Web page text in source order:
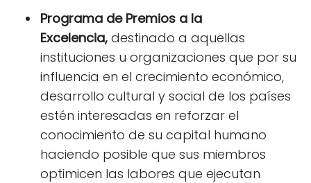
Programa de Premios a la
Excelencia, destinado a aquellas
instituciones u organizaciones que por su
influencia en el crecimiento económico,
desarrollo cultural y social de los países
estén interesadas en reforzar el
conocimiento de su capital humano
haciendo posible que sus miembros
optimicen las labores que ejecutan